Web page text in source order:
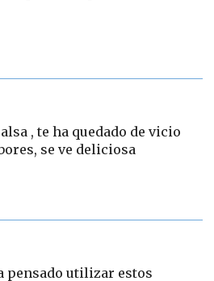
, te ha quedado de vicio
se ve deliciosa
pensado utilizar estos